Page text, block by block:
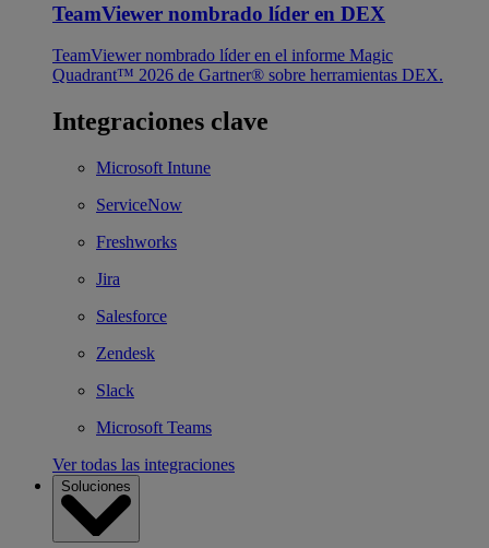
TeamViewer nombrado líder en DEX
TeamViewer nombrado líder en el informe Magic
Quadrant™ 2026 de Gartner® sobre herramientas DEX.
Integraciones clave
Microsoft Intune
ServiceNow
Freshworks
Jira
Salesforce
Zendesk
Slack
Microsoft Teams
Ver todas las integraciones
Soluciones